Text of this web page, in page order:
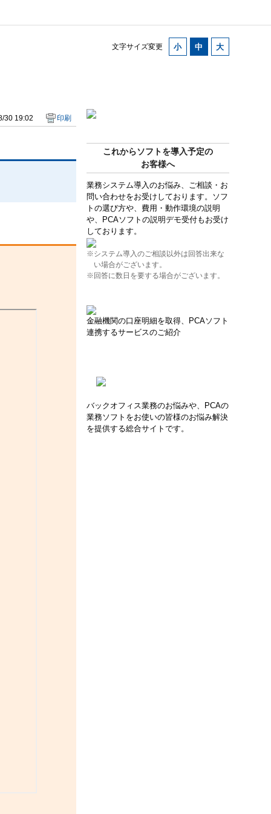
文字サイズ変更
これからソフトを導入予定の
お客様へ
業務システム導入のお悩み、ご相談・お
問い合わせをお受けしております。ソフ
トの選び方や、費用・動作環境の説明
や、PCAソフトの説明デモ受付もお受け
しております。
※システム導入のご相談以外は回答出来な
い場合がございます。
※回答に数日を要する場合がございます。
金融機関の口座明細を取得、PCAソフト
連携するサービスのご紹介
バックオフィス業務のお悩みや、PCAの
業務ソフトをお使いの皆様のお悩み解決
を提供する総合サイトです。
30 19:02 印刷